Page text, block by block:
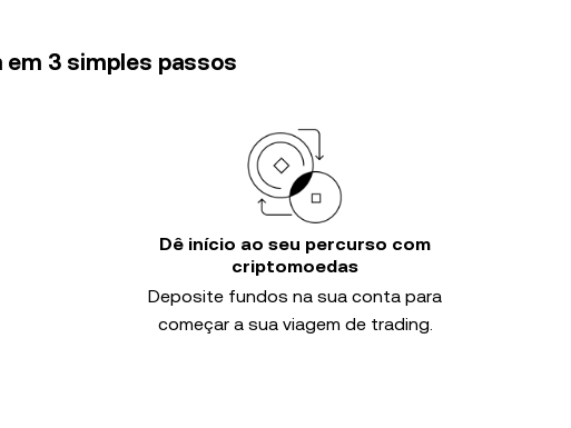
3 simples passos
Dê início ao seu percurso com
criptomoedas
Deposite fundos na sua conta para
começar a sua viagem de trading.